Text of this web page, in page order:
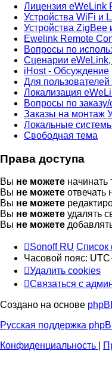
Лицензия eWeLink
Устройства WiFi и
Устройства ZigBee
Ewelink Remote
Вопросы по
Сценарии
iHost - Обсуждение
Для пользователей
Локализация
Вопросы по заказу/
Заказы на монтаж
Локальные
Свободная тема
Права доступа
Вы не можете начинать
Вы не можете отвечать
Вы не можете
Вы не можете удалять
Вы не можете
Sonoff RU Список
Часовой пояс:
Удалить cookies
Связаться с
Создано на основе
Русская поддержка
Конфиденциальность